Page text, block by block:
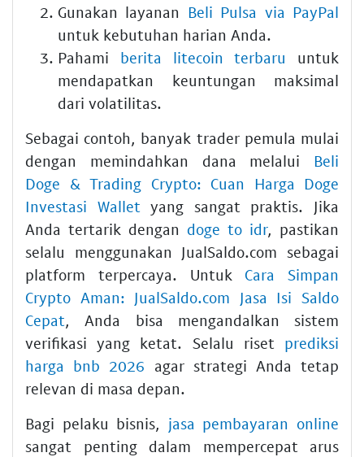
Gunakan layanan Beli Pulsa via PayPal
untuk kebutuhan harian Anda.
Pahami berita litecoin terbaru untuk
mendapatkan keuntungan maksimal
dari volatilitas.
Sebagai contoh, banyak trader pemula mulai
dengan memindahkan dana melalui Beli
Doge & Trading Crypto: Cuan Harga Doge
Investasi Wallet yang sangat praktis. Jika
Anda tertarik dengan doge to idr, pastikan
selalu menggunakan JualSaldo.com sebagai
platform terpercaya. Untuk Cara Simpan
Crypto Aman: JualSaldo.com Jasa Isi Saldo
Cepat, Anda bisa mengandalkan sistem
verifikasi yang ketat. Selalu riset prediksi
harga bnb 2026 agar strategi Anda tetap
relevan di masa depan.
Bagi pelaku bisnis, jasa pembayaran online
sangat penting dalam mempercepat arus